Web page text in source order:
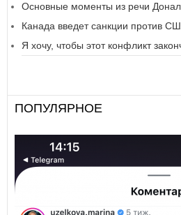
Основные моменты из речи
Канада введет санкции против
Я хочу, чтобы этот конфликт
ПОПУЛЯРНОЕ